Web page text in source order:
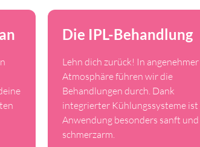
Die IPL-Behandlung
Lehn dich zurück! In angenehmer
Atmosphäre führen wir die
Behandlungen durch. Dank
integrierter Kühlungssysteme ist
Anwendung besonders sanft und
schmerzarm.